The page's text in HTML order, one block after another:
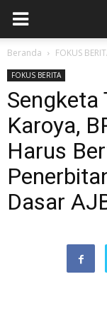
Beranda FOKUS
FOKUS BERITA
Sengketa
Karoya,
Harus
Dasar